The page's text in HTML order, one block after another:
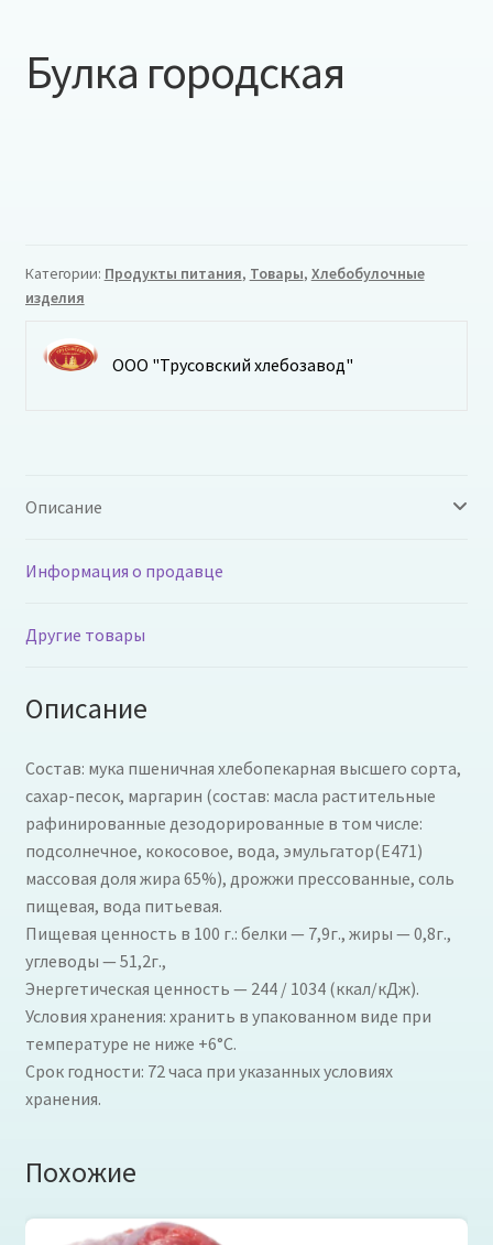
Булка городская
Категории: Продукты питания, Товары, Хлебобулочные
изделия
ООО "Трусовский хлебозавод"
Описание
Информация о продавце
Другие товары
Описание
Состав: мука пшеничная хлебопекарная высшего сорта,
сахар-песок, маргарин (состав: масла растительные
рафинированные дезодорированные в том числе:
подсолнечное, кокосовое, вода, эмульгатор(Е471)
массовая доля жира 65%), дрожжи прессованные, соль
пищевая, вода питьевая.
Пищевая ценность в 100 г.: белки — 7,9г., жиры — 0,8г.,
углеводы — 51,2г.,
Энергетическая ценность — 244 / 1034 (ккал/кДж).
Условия хранения: хранить в упакованном виде при
температуре не ниже +6°С.
Срок годности: 72 часа при указанных условиях
хранения.
Похожие